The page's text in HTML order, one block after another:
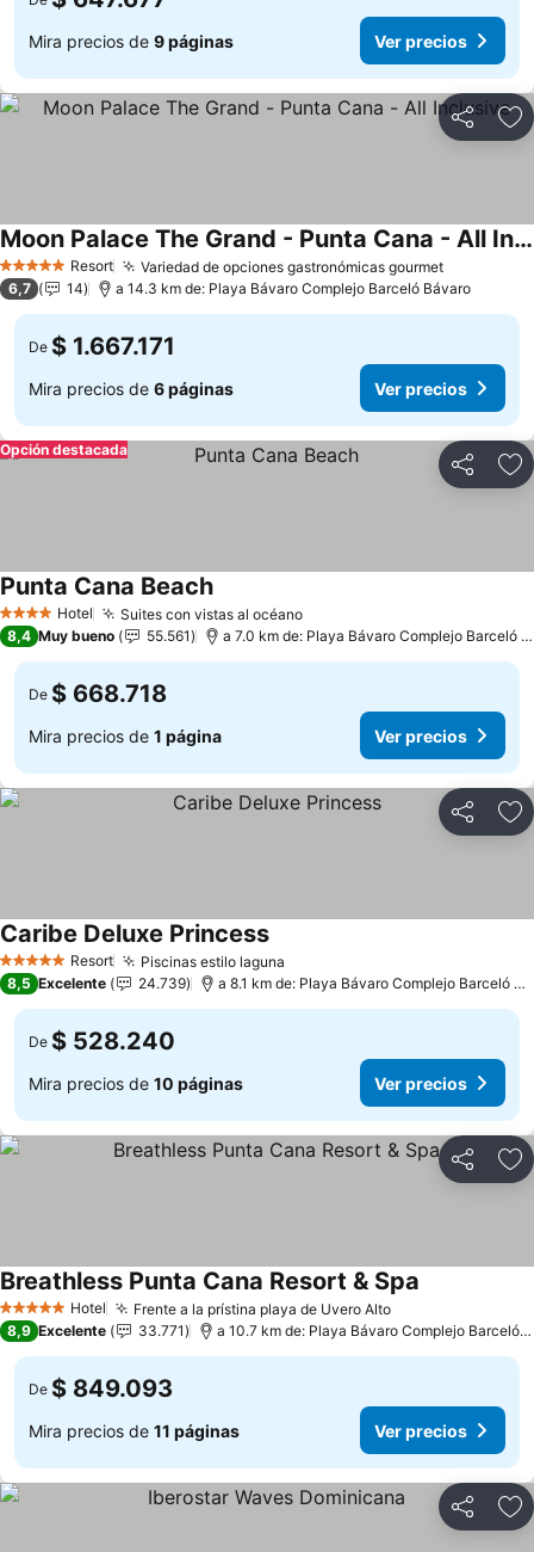
Mira precios de 9 páginas Ver precios
Compartir
5 Estrellas Resort Variedad de opciones gastronómicas gourmet
Moon Palace The Grand - Punta Cana - All Inclusive
6,7 14 a 14.3 km de: Playa Bávaro Complejo Barceló Bávaro
De $ 1.667.171
Mira precios de 6 páginas Ver precios
Compartir
Opción destacada
4 EstrellasHotel Suites con vistas al océano
Punta Cana Beach
8,4 Muy bueno 55.561 a 7.0 km de: Playa Bávaro Complejo Barceló Bávaro
De $ 668.718
Mira precios de 1 página Ver precios
Compartir
5 Estrellas Resort Piscinas estilo laguna
Caribe Deluxe Princess
8,5 Excelente 24.739 a 8.1 km de: Playa Bávaro Complejo Barceló Bávaro
De $ 528.240
Mira precios de 10 páginas Ver precios
Compartir
5 Estrellas Hotel Frente a la prístina playa de Uvero Alto
Breathless Punta Cana Resort & Spa
8,9 Excelente 33.771 a 10.7 km de: Playa Bávaro Complejo Barceló Bávaro
De $ 849.093
Mira precios de 11 páginas Ver precios
Compartir